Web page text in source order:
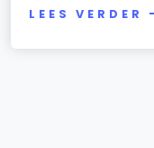
LEES VERDER